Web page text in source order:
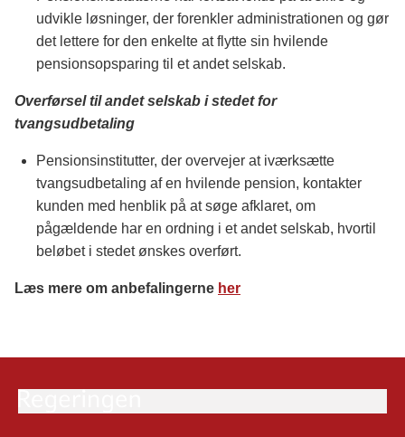
udvikle løsninger, der forenkler administrationen og gør
det lettere for den enkelte at flytte sin hvilende
pensionsopsparing til et andet selskab.
Overførsel til andet selskab i stedet for
tvangsudbetaling
Pensionsinstitutter, der overvejer at iværksætte
tvangsudbetaling af en hvilende pension, kontakter
kunden med henblik på at søge afklaret, om
pågældende har en ordning i et andet selskab, hvortil
beløbet i stedet ønskes overført.
Læs mere om anbefalingerne her